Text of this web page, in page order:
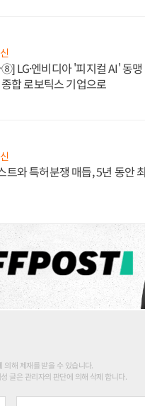
LG·엔비디아 '피지컬 AI' 동맹
합 로보틱스 기업으로
트와 특허분쟁 매듭, 5년 동안
해 제재를 받을 수 있습니다.
글은 관리자의 판단에 의해 삭제 합니다.